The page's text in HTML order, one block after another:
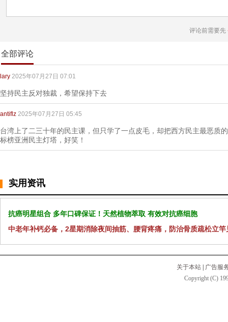
评论前需要先
全部评论
lary 2025年07月27日 07:01
坚持民主反对独裁，希望保持下去
antiflz 2025年07月27日 05:45
台湾上了二三十年的民主课，但只学了一点皮毛，却把西方民主最恶质
标榜亚洲民主灯塔，好笑！
实用资讯
抗癌明星组合 多年口碑保证！天然植物萃取 有效对抗癌细胞
中老年补钙必备，2星期消除夜间抽筋、腰背疼痛，防治骨质疏松立竿
关于本站
广告服
Copyright (C)